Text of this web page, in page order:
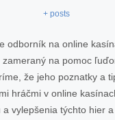
+ posts
odborník na online
zameraný na pomoc
že jeho poznatky a
hráčmi v online
a vylepšenia týchto hier